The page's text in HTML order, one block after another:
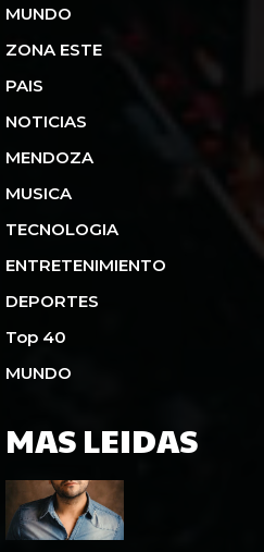
MUNDO
ZONA ESTE
PAIS
NOTICIAS
MENDOZA
MUSICA
TECNOLOGIA
ENTRETENIMIENTO
DEPORTES
Top 40
MUNDO
MAS LEIDAS